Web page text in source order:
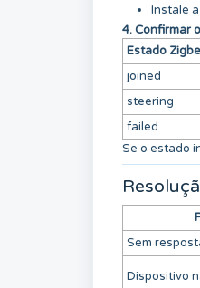
Instale
4. Confirmar
Estado
joined
steering
failed
Se o estado
Sem
Dispositivo